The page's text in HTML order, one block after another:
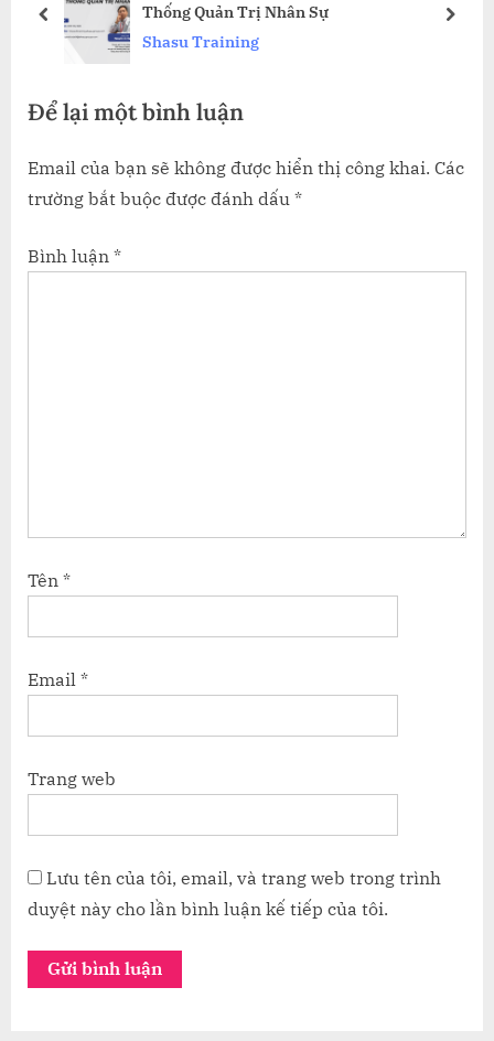
o
:
Thống Quản Trị Nhân Sự
Shasu Training
prev next
Để lại một bình luận
Email của bạn sẽ không được hiển thị công khai. Các
trường bắt buộc được đánh dấu *
Bình luận *
Tên *
Email *
Trang web
Lưu tên của tôi, email, và trang web trong trình
duyệt này cho lần bình luận kế tiếp của tôi.